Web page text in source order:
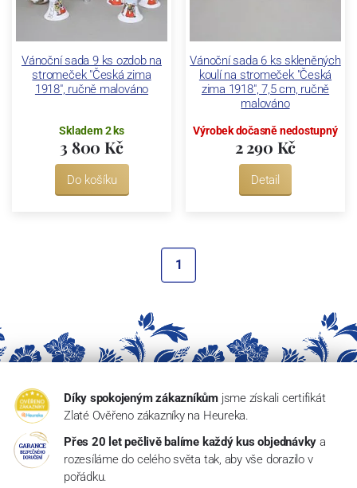
Vánoční sada 9 ks ozdob na
stromeček "Česká zima
1918", ručně malováno
Skladem 2 ks
3 800 Kč
Do košíku
Vánoční sada 6 ks skleněných
koulí na stromeček "Česká
zima 1918", 7,5 cm, ručně
malováno
Výrobek dočasně nedostupný
2 290 Kč
Detail
1
Díky spokojeným zákazníkům jsme získali certifikát
Zlaté Ověřeno zákazníky na Heureka.
Přes 20 let pečlivě balíme každý kus objednávky a
rozesíláme do celého světa tak, aby vše dorazilo v
pořádku.